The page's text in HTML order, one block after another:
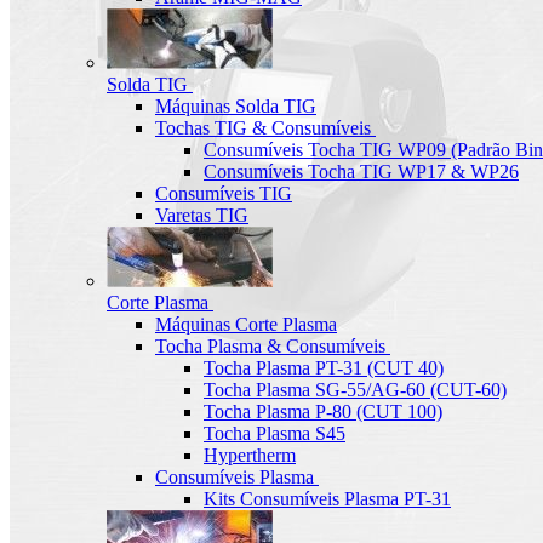
Solda TIG
Máquinas Solda TIG
Tochas TIG & Consumíveis
Consumíveis Tocha TIG WP09 (Padrão
Consumíveis Tocha TIG WP17 & WP26
Consumíveis TIG
Varetas TIG
Corte Plasma
Máquinas Corte Plasma
Tocha Plasma & Consumíveis
Tocha Plasma PT-31 (CUT 40)
Tocha Plasma SG-55/AG-60 (CUT-60)
Tocha Plasma P-80 (CUT 100)
Tocha Plasma S45
Hypertherm
Consumíveis Plasma
Kits Consumíveis Plasma PT-31